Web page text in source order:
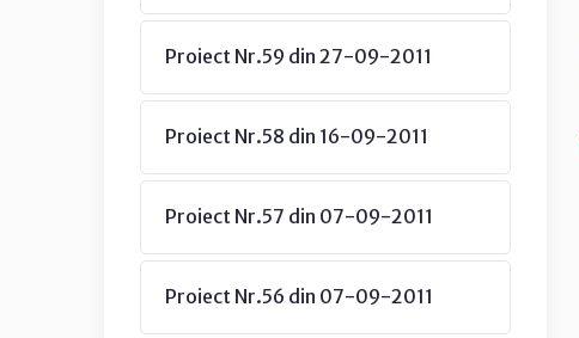
Proiect Nr.59 din 27-09-2011
Proiect Nr.58 din 16-09-2011
Proiect Nr.57 din 07-09-2011
Proiect Nr.56 din 07-09-2011